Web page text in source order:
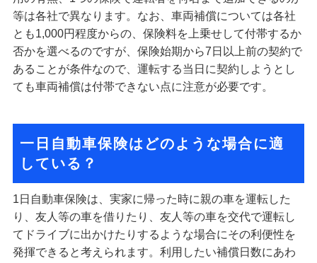
等は各社で異なります。なお、車両補償については各社
とも1,000円程度からの、保険料を上乗せして付帯するか
否かを選べるのですが、保険始期から7日以上前の契約で
あることが条件なので、運転する当日に契約しようとし
ても車両補償は付帯できない点に注意が必要です。
一日自動車保険はどのような場合に適
している？
1日自動車保険は、実家に帰った時に親の車を運転した
り、友人等の車を借りたり、友人等の車を交代で運転し
てドライブに出かけたりするような場合にその利便性を
発揮できると考えられます。利用したい補償日数にあわ